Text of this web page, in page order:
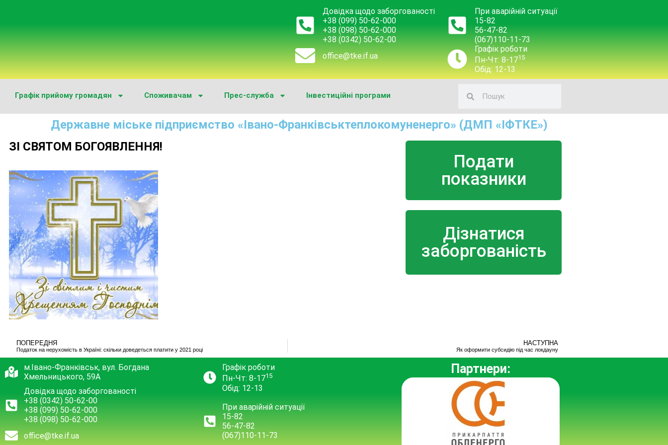
Довідка щодо заборгованості
+38 (099) 50-62-000
+38 (098) 50-62-000
+38 (0342) 50-62-00
office@tke.if.ua
При аварійній ситуації
15-82
56-47-82
(067)110-11-73
Графік роботи
Пн-Чт: 8-1715
Обід: 12-13
Графік прийому громадян Споживачам Прес-служба Інвестиційні програми
Державне міське підприємство «Івано-Франківськтеплокомуненерго» (ДМП «ІФТКЕ»)
ЗІ СВЯТОМ БОГОЯВЛЕННЯ!
Подати
показники
Дізнатися
заборгованість
ПОПЕРЕДНЯ
Податок на нерухомість в Україні: скільки доведеться платити у 2021 році
НАСТУПНА
Як оформити субсидію під час локдауну
м.Івано-Франківськ, вул. Богдана
Хмельницького, 59А
Довідка щодо заборгованості
+38 (0342) 50-62-00
+38 (099) 50-62-000
+38 (098) 50-62-000
office@tke.if.ua
Графік роботи
Пн-Чт: 8-1715
Обід: 12-13
При аварійній ситуації
15-82
56-47-82
(067)110-11-73
Партнери: